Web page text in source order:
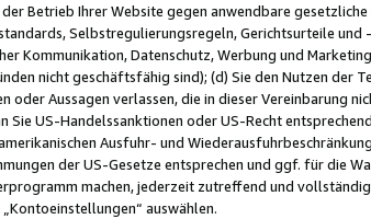
Betrieb Ihrer Website gegen anwendbare
Selbstregulierungsregeln, Gerichtsurteile
Kommunikation, Datenschutz, Werbung und
nicht geschäftsfähig sind); (d) Sie den Nutzen der
Aussagen verlassen, die in dieser Vereinbarung
US-Handelssanktionen oder US-Recht
Ausfuhr- und
der US-Gesetze entsprechen und ggf. für die
machen, jederzeit zutreffend und
auswählen.